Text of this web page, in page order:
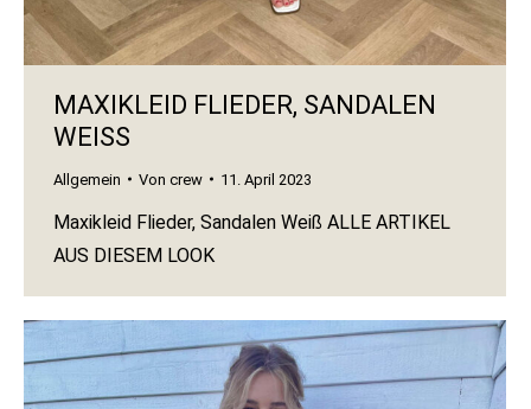
MAXIKLEID FLIEDER, SANDALEN
WEISS
Allgemein Von crew 11. April 2023
Maxikleid Flieder, Sandalen Weiß ALLE ARTIKEL
AUS DIESEM LOOK